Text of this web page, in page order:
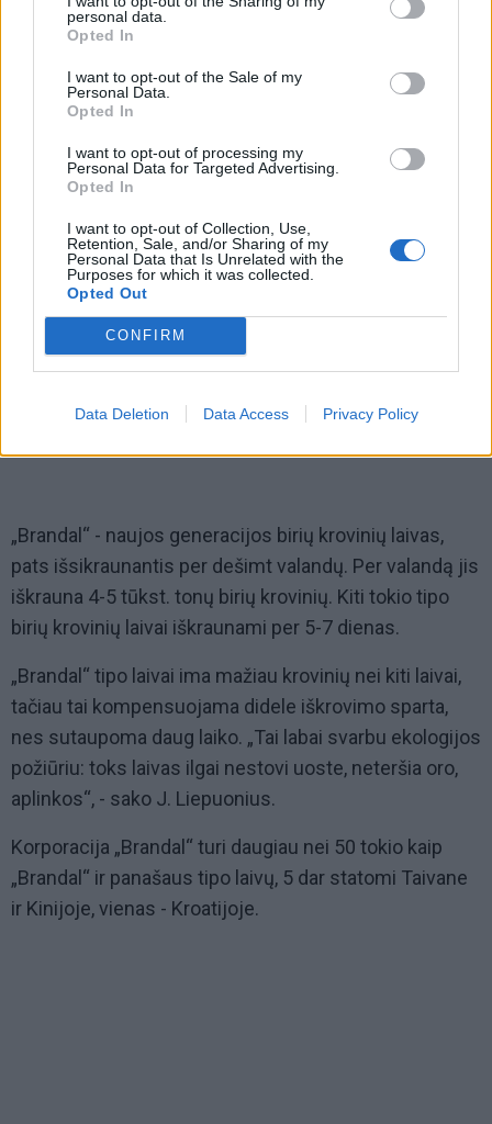
personal data.
Opted In
I want to opt-out of the Sale of my
Personal Data.
Opted In
I want to opt-out of processing my
Personal Data for Targeted Advertising.
Opted In
I want to opt-out of Collection, Use,
Retention, Sale, and/or Sharing of my
Personal Data that Is Unrelated with the
Purposes for which it was collected.
Opted Out
CONFIRM
Data Deletion Data Access Privacy Policy
Didžiųjų ežerų regione. Ten plaukiama Šv. Lauryno upe
Pasak J. Liepuoniaus, laivo įgulai tai šiek tiek
įdomus darbas.
„Brandal“ - naujos generacijos birių krovinių laivas,
pats išsikraunantis per dešimt valandų. Per valandą jis
iškrauna 4-5 tūkst. tonų birių krovinių. Kiti tokio tipo
birių krovinių laivai iškraunami per 5-7 dienas.
„Brandal“ tipo laivai ima mažiau krovinių nei kiti laivai,
tačiau tai kompensuojama didele iškrovimo sparta,
nes sutaupoma daug laiko. „Tai labai svarbu ekologijos
požiūriu: toks laivas ilgai nestovi uoste, neteršia oro,
aplinkos“, - sako J. Liepuonius.
Korporacija „Brandal“ turi daugiau nei 50 tokio kaip
„Brandal“ ir panašaus tipo laivų, 5 dar statomi Taivane
ir Kinijoje, vienas - Kroatijoje.